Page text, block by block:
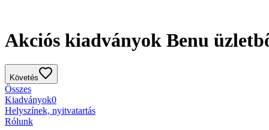
Akciós kiadványok Benu
Követés
Összes
Kiadványok0
Helyszínek, nyitvatartás
Rólunk